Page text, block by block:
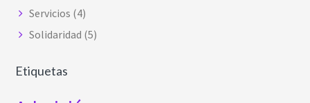
Servicios (4)
Solidaridad (5)
Etiquetas